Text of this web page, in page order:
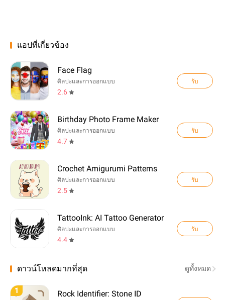
แอปที่เกี่ยวข้อง
Face Flag
ศิลปะและการออกแบบ
2.6
รับ
Birthday Photo Frame Maker
ศิลปะและการออกแบบ
4.7
รับ
Crochet Amigurumi Patterns
ศิลปะและการออกแบบ
2.5
รับ
TattooInk: AI Tattoo Generator
ศิลปะและการออกแบบ
4.4
รับ
ดาวน์โหลดมากที่สุด ดูทั้งหมด
1 Rock Identifier: Stone ID